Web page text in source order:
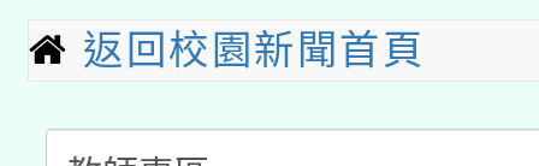
暨閱讀推動專業研習
科技賦能─人工智慧
礎課程
A3數位素養講師名單
「數位內容與教學軟體
返回校園新聞首頁